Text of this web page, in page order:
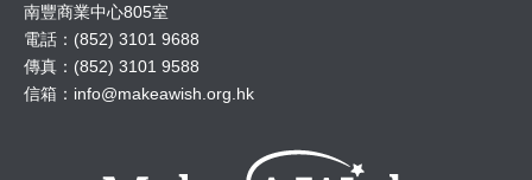
南豐商業中心805室
電話：(852) 3101 9688
傳真：(852) 3101 9588
信箱： info@makeawish.org.hk